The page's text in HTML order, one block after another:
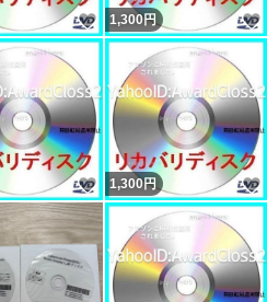
いいね！
1,300円
いいね！
1,300円